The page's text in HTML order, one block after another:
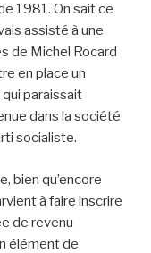
1981. On sait ce
assisté à une
de Michel Rocard
en place un
qui paraissait
dans la société
socialiste.
bien qu’encore
à faire inscrire
de revenu
élément de